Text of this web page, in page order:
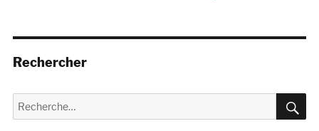
Rechercher
Recherche
pour :